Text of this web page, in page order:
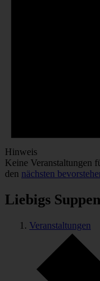
Hinweis
Keine Veranstaltungen
den nächsten
Liebigs
Veranstaltungen